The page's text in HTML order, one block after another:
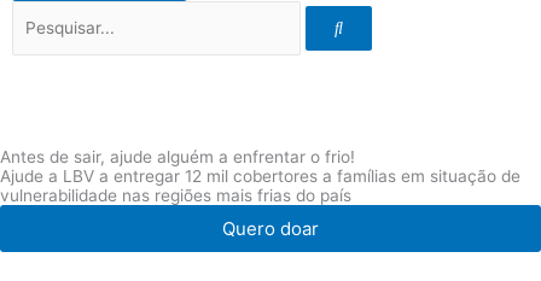
Antes de sair, ajude alguém a enfrentar o frio!
Ajude a LBV a entregar 12 mil cobertores a famílias em situação de
vulnerabilidade nas regiões mais frias do país
Quero doar